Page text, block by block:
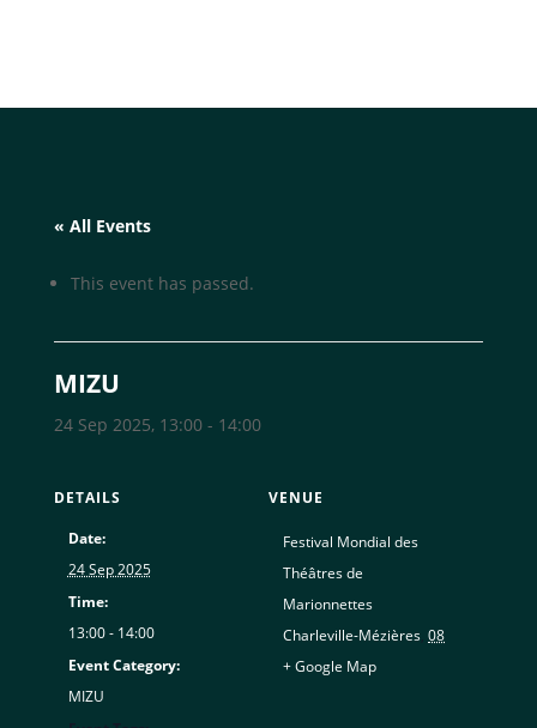
« All Events
This event has passed.
MIZU
24 Sep 2025, 13:00- 14:00
DETAILS
Date:
24 Sep 2025
Time:
13:00 - 14:00
Event Category:
MIZU
VENUE
Festival Mondial des
Théâtres de
Marionnettes
Charleville-Mézières 08
+ Google Map